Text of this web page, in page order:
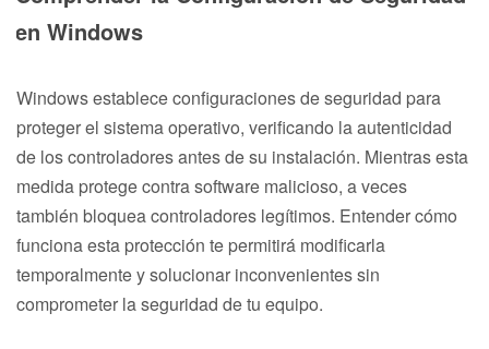
en Windows
Windows establece configuraciones de seguridad para
proteger el sistema operativo, verificando la autenticidad
de los controladores antes de su instalación. Mientras esta
medida protege contra software malicioso, a veces
también bloquea controladores legítimos. Entender cómo
funciona esta protección te permitirá modificarla
temporalmente y solucionar inconvenientes sin
comprometer la seguridad de tu equipo.